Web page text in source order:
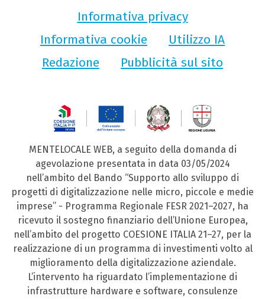
Informativa privacy
Informativa cookie
Utilizzo IA
Redazione
Pubblicità sul sito
MENTELOCALE WEB, a seguito della domanda di
agevolazione presentata in data 03/05/2024
nell’ambito del Bando “Supporto allo sviluppo di
progetti di digitalizzazione nelle micro, piccole e medie
imprese” - Programma Regionale FESR 2021–2027, ha
ricevuto il sostegno finanziario dell’Unione Europea,
nell’ambito del progetto COESIONE ITALIA 21–27, per la
realizzazione di un programma di investimenti volto al
miglioramento della digitalizzazione aziendale.
L’intervento ha riguardato l’implementazione di
infrastrutture hardware e software, consulenze